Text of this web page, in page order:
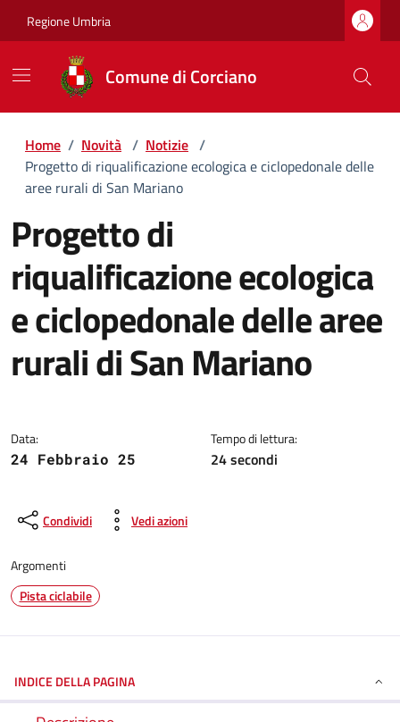
Regione Umbria
Comune di Corciano
Home / Novità / Notizie /
Progetto di riqualificazione ecologica e ciclopedonale delle
aree rurali di San Mariano
Progetto di
riqualificazione ecologica
e ciclopedonale delle aree
rurali di San Mariano
Data:
24 Febbraio 25
Tempo di lettura:
24 secondi
Condividi Vedi azioni
Argomenti
Pista ciclabile
INDICE DELLA PAGINA